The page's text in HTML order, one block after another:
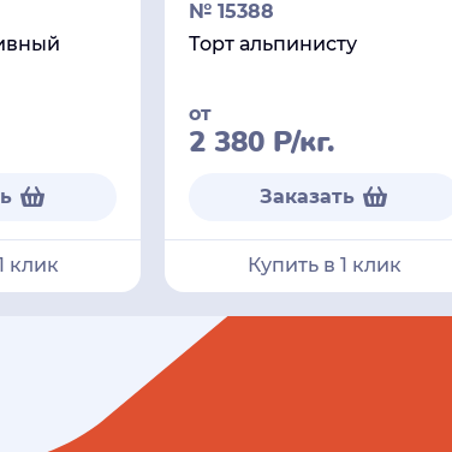
клик
№ 15388
Торт альпинисту
от
2 380 Р/кг.
Заказать
Купить в 1 клик